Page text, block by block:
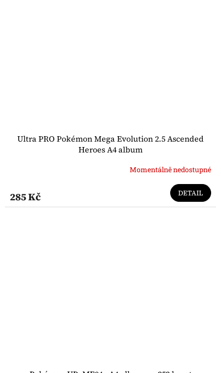
Ultra PRO Pokémon Mega Evolution 2.5 Ascended
Heroes A4 album
Momentálně nedostupné
285 Kč DETAIL